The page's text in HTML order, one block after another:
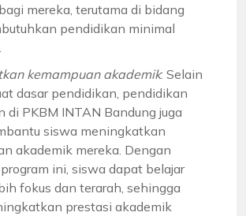
mereka, terutama di bidang
pendidikan minimal
kemampuan akademik: Selain
dasar pendidikan, pendidikan
di PKBM INTAN Bandung juga
siswa meningkatkan
akademik mereka. Dengan
ini, siswa dapat belajar
fokus dan terarah, sehingga
prestasi akademik